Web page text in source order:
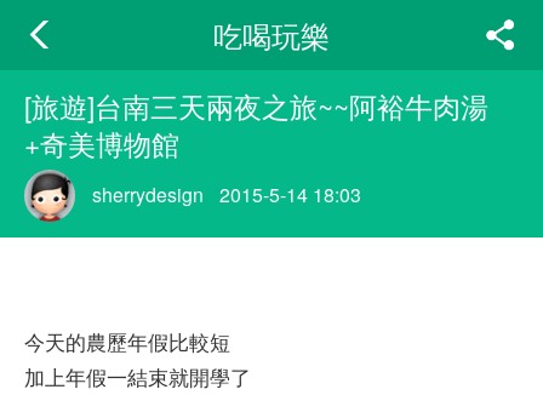
吃喝玩樂
[旅遊]台南三天兩夜之旅~~阿裕牛肉湯
+奇美博物館
sherrydesign 2015-5-14 18:03
今天的農歷年假比較短
加上年假一結束就開學了